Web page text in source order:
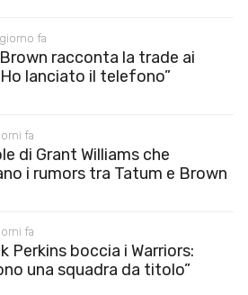
fa
racconta la trade ai
lanciato il telefono”
fa
di Grant Williams che
i rumors tra Tatum e Brown
fa
Perkins boccia i Warriors:
una squadra da titolo”